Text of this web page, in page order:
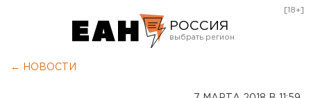
РОССИЯ
[18+]
← НОВОСТИ